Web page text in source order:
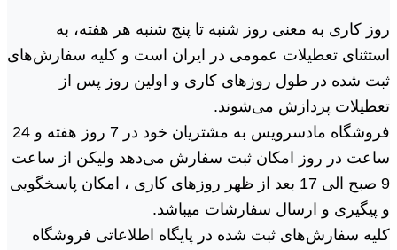
روز کاری به معنی روز شنبه تا پنج شنبه هر هفته، به
استثنای تعطیلات عمومی در ایران است و کلیه سفارش‏‌های
ثبت شده در طول روزهای کاری و اولین روز پس از
تعطیلات پردازش می‌‏شوند.
فروشگاه مادسرویس به مشتریان خود در 7 روز هفته و 24
ساعت در روز امکان ثبت سفارش می‌‏دهد ولیکن از ساعت
9 صبح الی 17 بعد از ظهر روزهای کاری ، امکان پاسخگویی
و پیگیری و ارسال سفارشات میباشد.
کلیه سفارش‌‏های ثبت شده در پایگاه اطلاعاتی فروشگاه